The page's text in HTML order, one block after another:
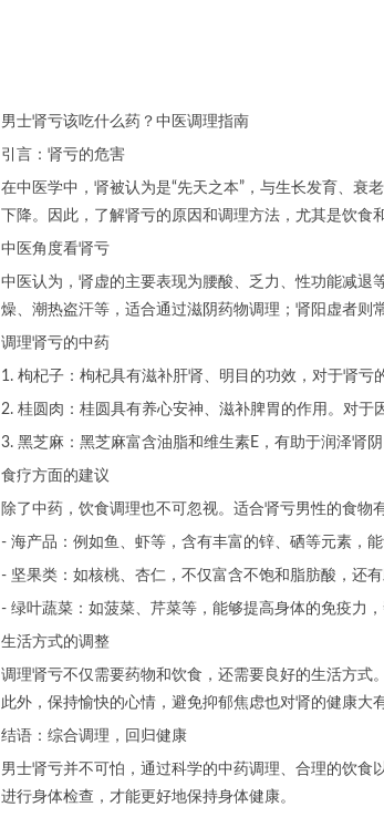
男士肾亏该吃什么药？中医调理指南
引言：肾亏的危害
在中医学中，肾被认为是“先天之本”，与生长发育、衰
下降。因此，了解肾亏的原因和调理方法，尤其是饮食
中医角度看肾亏
中医认为，肾虚的主要表现为腰酸、乏力、性功能减
燥、潮热盗汗等，适合通过滋阴药物调理；肾阳虚者则
调理肾亏的中药
1. 枸杞子：枸杞具有滋补肝肾、明目的功效，对于肾亏
2. 桂圆肉：桂圆具有养心安神、滋补脾胃的作用。对于
3. 黑芝麻：黑芝麻富含油脂和维生素E，有助于润泽肾
食疗方面的建议
除了中药，饮食调理也不可忽视。适合肾亏男性的食物
- 海产品：例如鱼、虾等，含有丰富的锌、硒等元素，能
- 坚果类：如核桃、杏仁，不仅富含不饱和脂肪酸，还有
- 绿叶蔬菜：如菠菜、芹菜等，能够提高身体的免疫力，
生活方式的调整
调理肾亏不仅需要药物和饮食，还需要良好的生活方式
此外，保持愉快的心情，避免抑郁焦虑也对肾的健康大
结语：综合调理，回归健康
男士肾亏并不可怕，通过科学的中药调理、合理的饮
进行身体检查，才能更好地保持身体健康。